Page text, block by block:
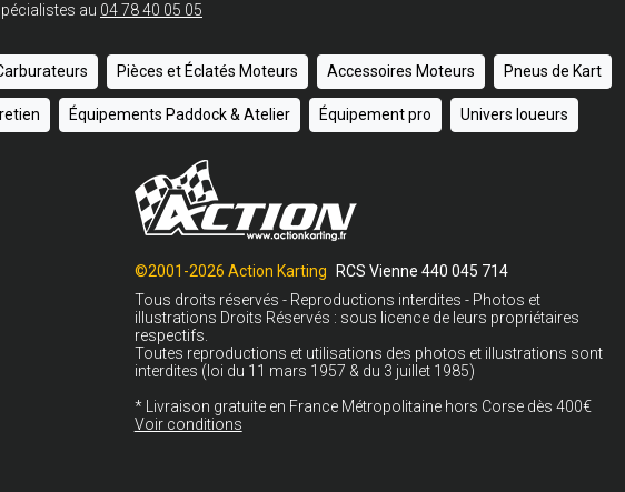
au 04 78 40 05 05
Pièces et Éclatés Moteurs Accessoires Moteurs Pneus de Kart
Équipements Paddock & Atelier Équipement pro Univers loueurs
©2001-2026 Action Karting
RCS Vienne 440 045 714
Tous droits réservés - Reproductions interdites - Photos et
illustrations Droits Réservés : sous licence de leurs propriétaires
respectifs.
Toutes reproductions et utilisations des photos et illustrations sont
interdites (loi du 11 mars 1957 & du 3 juillet 1985)
* Livraison gratuite en France Métropolitaine hors Corse dès 400€
Voir conditions